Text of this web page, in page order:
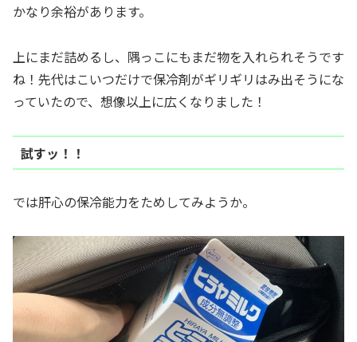
かなり余裕があります。
上にまだ詰めるし、隅っこにもまだ物を入れられそうです
ね！先代はこいつだけで保冷剤がギリギリはみ出そうにな
っていたので、想像以上に広くなりました！
試すッ！！
では肝心の保冷能力をためしてみようか。